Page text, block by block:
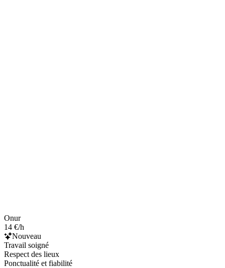
Onur
14 €/h
Nouveau
Travail soigné
Respect des lieux
Ponctualité et fiabilité